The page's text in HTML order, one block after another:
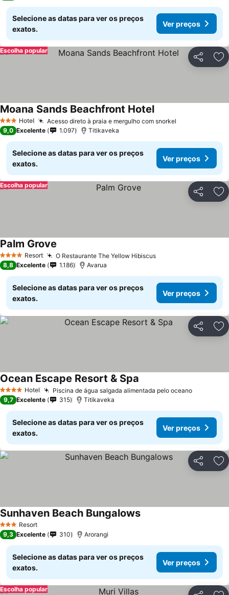
Selecione as datas para ver os preços
exatos.
Ver preços
Partilhar
Escolha popular
3 EstrelasHotel Acesso direto à praia e mergulho com snorkel
Moana Sands Beachfront Hotel
9,0 Excelente 1.097 Titikaveka
Selecione as datas para ver os preços
exatos.
Ver preços
Partilhar
Escolha popular
4 EstrelasResort O Restaurante The Yellow Hibiscus
Palm Grove
8,8 Excelente 1.186 Avarua
Selecione as datas para ver os preços
exatos.
Ver preços
Partilhar
4 EstrelasHotel Piscina de água salgada alimentada pelo oceano
Ocean Escape Resort & Spa
9,7 Excelente 315 Titikaveka
Selecione as datas para ver os preços
exatos.
Ver preços
Partilhar
3 EstrelasResort
Sunhaven Beach Bungalows
9,3 Excelente 310 Arorangi
Selecione as datas para ver os preços
exatos.
Ver preços
Escolha popular